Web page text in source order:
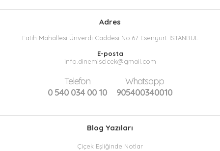
Adres
Fatih Mahallesi Ünverdi Caddesi No:67 Esenyurt-İSTANBUL
E-posta
info.dinemiscicek@gmail.com
Telefon
0 540 034 00 10
Whatsapp
905400340010
Blog Yazıları
Çiçek Eşliğinde Notlar